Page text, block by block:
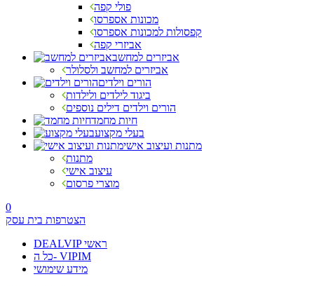
פולי קפה
מכונות אספרסו
קפסולות למכונות אספרסו
אביזרי קפה
אביזרים למחשב
אביזרים למחשב ולסלולר
הורים וילדים
ביגוד לילדים ולילדות
הורים וילדים דילים נוספים
חיות מחמד
בעלי מקצוע
מתנות ועיצוב אישי
מתנות
עיצוב אישי
מוצרי פרסום
0
הצטרפות בית עסק
DEALVIP ראשי
כל ה- VIPIM
מידע שימושי